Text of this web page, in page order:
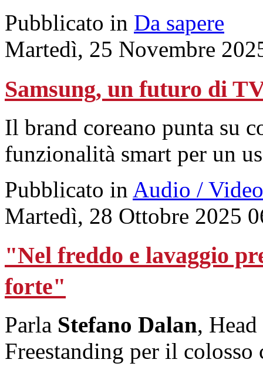
Pubblicato in Da sapere
Martedì, 25 Novembre
Samsung, un futuro di
Il brand coreano punta su
funzionalità smart per un
Pubblicato in Audio / Video
Martedì, 28 Ottobre 2025
"Nel freddo e lavaggio
forte"
Parla Stefano Dalan,
Freestanding per il colosso